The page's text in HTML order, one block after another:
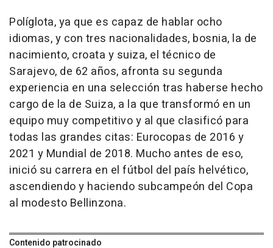
Políglota, ya que es capaz de hablar ocho
idiomas, y con tres nacionalidades, bosnia, la de
nacimiento, croata y suiza, el técnico de
Sarajevo, de 62 años, afronta su segunda
experiencia en una selección tras haberse hecho
cargo de la de Suiza, a la que transformó en un
equipo muy competitivo y al que clasificó para
todas las grandes citas: Eurocopas de 2016 y
2021 y Mundial de 2018. Mucho antes de eso,
inició su carrera en el fútbol del país helvético,
ascendiendo y haciendo subcampeón del Copa
al modesto Bellinzona.
Contenido patrocinado